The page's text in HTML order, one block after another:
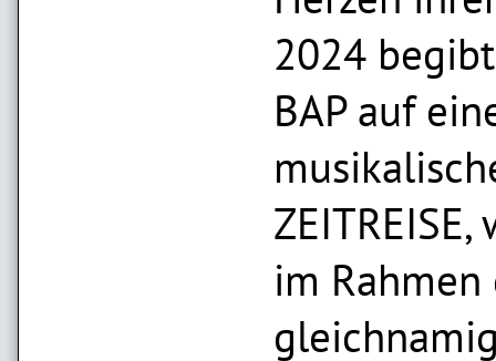
2024
BAP auf
ZEITREISE,
im Rahmen